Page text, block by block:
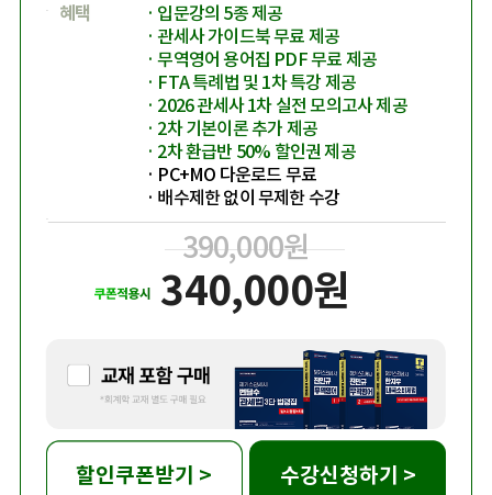
혜택
입문강의 5종 제공
관세사 가이드북 무료 제공
무역영어 용어집 PDF 무료 제공
FTA 특례법 및 1차 특강 제공
2026 관세사 1차 실전 모의고사 제공
2차 기본이론 추가 제공
2차 환급반 50% 할인권 제공
PC+MO 다운로드 무료
배수제한 없이 무제한 수강
390,000원
340,000원
할인쿠폰받기 > 수강신청하기 >